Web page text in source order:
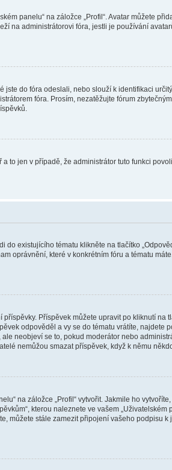
panelu“ na záložce „Profil“. Avatar můžete
na administrátorovi fóra, jestli je používání
do fóra odeslali, nebo slouží k identifikaci
fóra. Prosím, nezatěžujte fórum
to jen v případě, že administrátor tuto funkci
existujícího tématu klikněte na tlačítko
oprávnění, které v konkrétním fóru a tématu
Příspěvek můžete upravit po kliknutí na
odpověděl a vy se do tématu vrátíte, najdete
neobjeví se to, pokud moderátor nebo
nemůžou smazat příspěvek, když k němu
na záložce „Profil“ vytvořit. Jakmile ho
kterou naleznete ve vašem „Uživatelském
můžete stále zamezit připojení vašeho podpisu